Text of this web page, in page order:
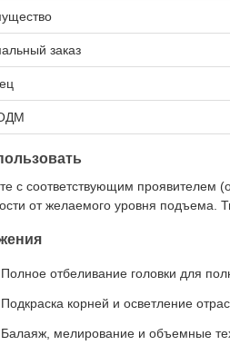
заказ
с соответствующим проявителем
от желаемого уровня подъема.
Полное отбеливание головки для
Подкраска корней и осветление
Балаяж, мелирование и объемные